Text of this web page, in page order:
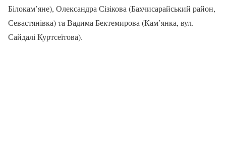
Білокам’яне), Олександра Сізікова (Бахчисарайський район,
Севастянівка) та Вадима Бектемирова (Кам’янка, вул.
Сайдалі Куртсеїтова).